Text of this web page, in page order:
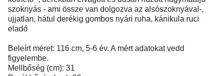
szoknyás - ami össze van dolgozva az alsószoknyával-,
ujjatlan, hátul derékig gombos nyári ruha, kánikula ruci
eladó
Beleírt méret: 116 cm, 5-6 év. A mért adatokat vedd
figyelembe.
Mellbőség (cm): 31